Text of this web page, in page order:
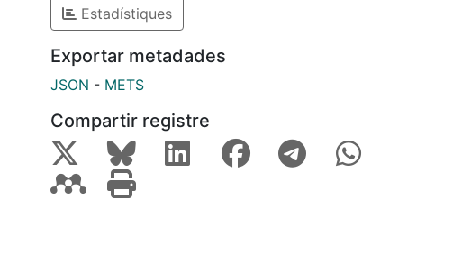
Estadístiques
Exportar metadades
JSON - METS
Compartir registre